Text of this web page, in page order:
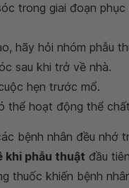
trong giai đoạn
hãy hỏi nhóm phẫu
sau khi trở về nhà.
hẹn trước mổ.
thể hoạt động thể
bệnh nhân đều nhớ
các bướcgây mê
nhân sẽ được dùng